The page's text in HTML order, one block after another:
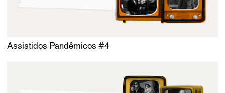
Assistidos Pandêmicos #4